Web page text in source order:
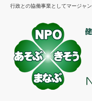
行政との協働事業としてマージャ